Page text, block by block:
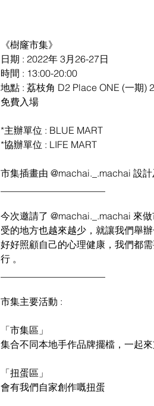
《樹窿市集》
日期 : 2022年 3月26-27日
時間 : 13:00-20:00
地點 : 荔枝角 D2 Place ONE (一期)
免費入場
*主辦單位 : BLUE MART
*協辦單位 : LIFE MART
市集插畫由 @machai._.machai 設
今次邀請了 @machai._.machai 來
受的地方也越來越少，就讓我們舉
好好照顧自己的心理健康，我們都
行 。
市集主要活動 :
「市集區」
集合不同本地手作品牌擺檔，一起
「扭蛋區」
會有我們自家創作嘅扭蛋